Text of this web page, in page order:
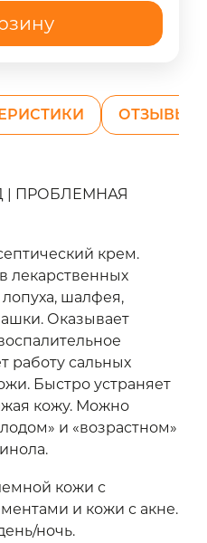
ОТЗЫВЫ
| ПРОБЛЕМНАЯ
крем.
лекарственных
шалфея,
Оказывает
работу сальных
Быстро устраняет
кожу. Можно
и «возрастном»
кожи с
и кожи с акне.
ночь.